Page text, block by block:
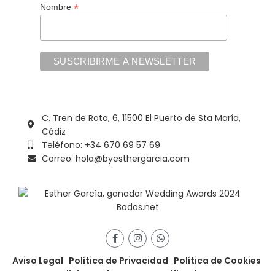
Nombre *
C. Tren de Rota, 6, 11500 El Puerto de Sta María,
Cádiz
Teléfono: +34 670 69 57 69
Correo: hola@byesthergarcia.com
Aviso Legal Política de Privacidad Política de Cookies